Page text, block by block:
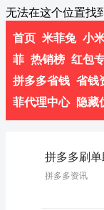
无法在这个位置找
首页 米菲兔 小
菲 热销榜 红包
拼多多省钱 省钱
菲代理中心
隐藏
拼多多刷单
拼多多资讯